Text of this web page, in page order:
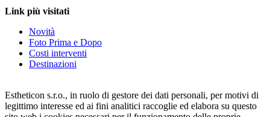
Link più visitati
Novità
Foto Prima e Dopo
Costi interventi
Destinazioni
Estheticon s.r.o., in ruolo di gestore dei dati personali, per motivi di
legittimo interesse ed ai fini analitici raccoglie ed elabora su questo